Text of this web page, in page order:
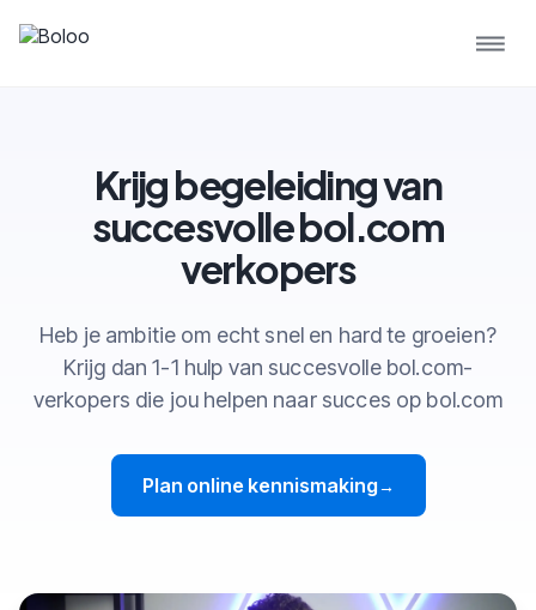
Krijg begeleiding van
succesvolle bol.com
verkopers
Heb je ambitie om echt snel en hard te groeien?
Krijg dan 1-1 hulp van succesvolle bol.com-
verkopers die jou helpen naar succes op bol.com
Plan online kennismaking→